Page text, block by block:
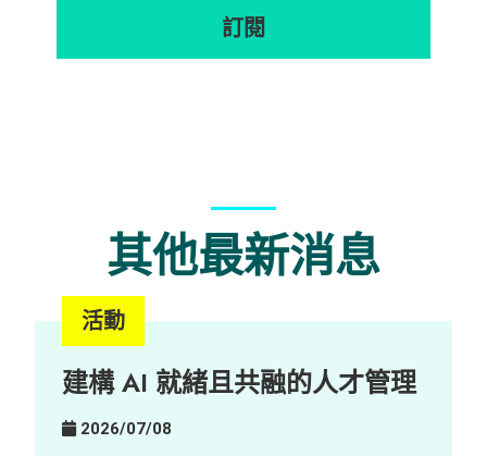
訂閱
其他最新消息
活動
建構 AI 就緒且共融的人才管理
2026/07/08